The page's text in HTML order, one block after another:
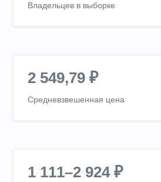
Владельцев в выборке
2 549,79 ₽
Средневзвешенная цена
1 111–2 924 ₽